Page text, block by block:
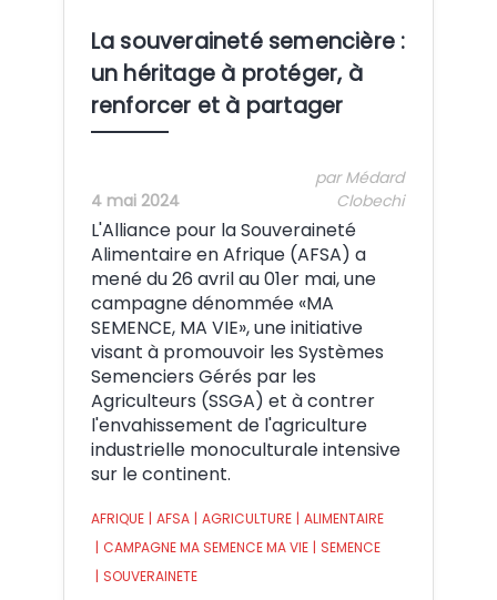
La souveraineté semencière :
un héritage à protéger, à
renforcer et à partager
4 mai 2024
par Médard
Clobechi
L'Alliance pour la Souveraineté
Alimentaire en Afrique (AFSA) a
mené du 26 avril au 01er mai, une
campagne dénommée «MA
SEMENCE, MA VIE», une initiative
visant à promouvoir les Systèmes
Semenciers Gérés par les
Agriculteurs (SSGA) et à contrer
l'envahissement de l'agriculture
industrielle monoculturale intensive
sur le continent.
AFRIQUE | AFSA | AGRICULTURE | ALIMENTAIRE
| CAMPAGNE MA SEMENCE MA VIE | SEMENCE
| SOUVERAINETE